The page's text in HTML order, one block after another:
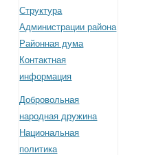
Структура
Администрации района
Районная дума
Контактная
информация
Добровольная
народная дружина
Национальная
политика